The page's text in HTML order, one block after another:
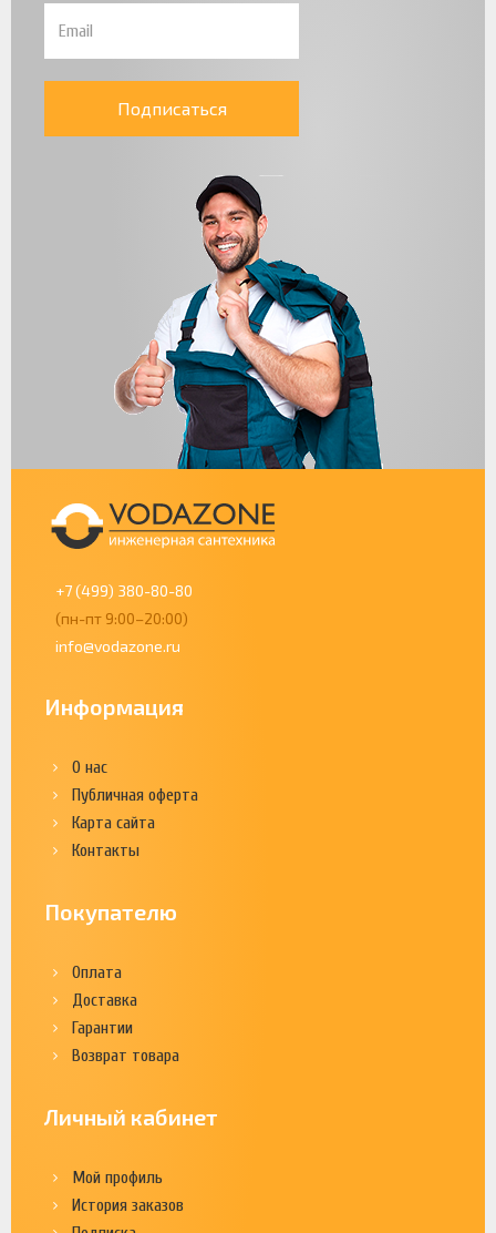
Подписаться
+7 (499) 380-80-80
(пн-пт 9:00–20:00)
info@vodazone.ru
Информация
О нас
Публичная оферта
Карта сайта
Контакты
Покупателю
Оплата
Доставка
Гарантии
Возврат товара
Личный кабинет
Мой профиль
История заказов